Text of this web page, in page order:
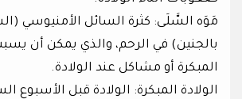
مَوَه السَّلَى: كثرة السائل الأمنيوسي
بالجنين) في الرحم، والذي يمكن أن
المبكرة أو مشاكل عند الولادة.
الولادة المبكرة: الولادة قبل الأسبوع